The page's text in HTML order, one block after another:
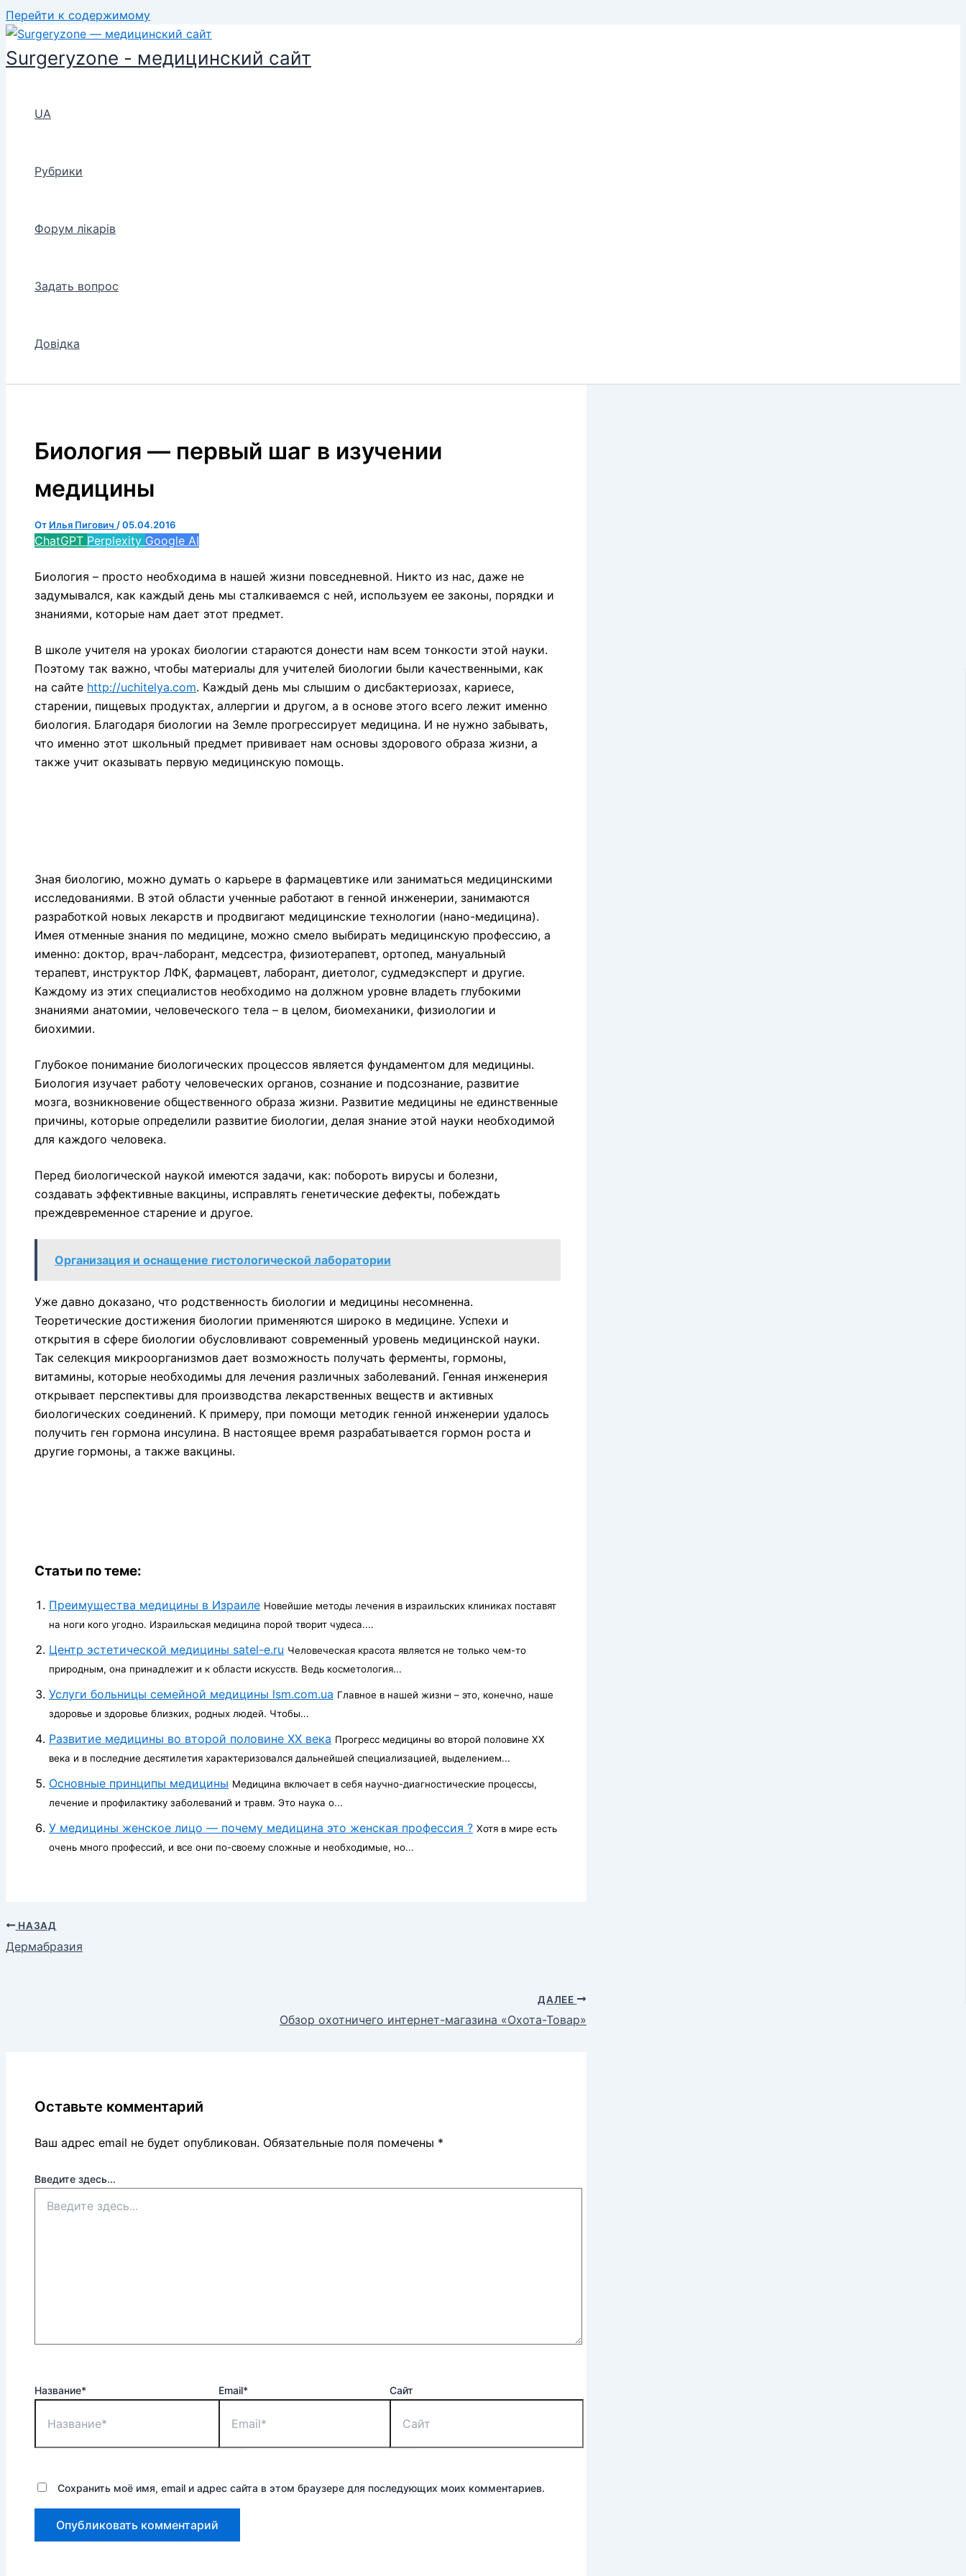
Перейти к содержимому
Surgeryzone - медицинский сайт
UA
Рубрики
Форум лікарів
Задать вопрос
Довідка
Биология — первый шаг в изучении
медицины
От Илья Пигович /05.04.2016
ChatGPT Perplexity Google AI
Биология – просто необходима в нашей жизни повседневной. Никто из нас, даже не
задумывался, как каждый день мы сталкиваемся с ней, используем ее законы, порядки и
знаниями, которые нам дает этот предмет.
В школе учителя на уроках биологии стараются донести нам всем тонкости этой науки.
Поэтому так важно, чтобы материалы для учителей биологии были качественными, как
на сайте http://uchitelya.com. Каждый день мы слышим о дисбактериозах, кариесе,
старении, пищевых продуктах, аллергии и другом, а в основе этого всего лежит именно
биология. Благодаря биологии на Земле прогрессирует медицина. И не нужно забывать,
что именно этот школьный предмет прививает нам основы здорового образа жизни, а
также учит оказывать первую медицинскую помощь.
Зная биологию, можно думать о карьере в фармацевтике или заниматься медицинскими
исследованиями. В этой области ученные работают в генной инженерии, занимаются
разработкой новых лекарств и продвигают медицинские технологии (нано-медицина).
Имея отменные знания по медицине, можно смело выбирать медицинскую профессию, а
именно: доктор, врач-лаборант, медсестра, физиотерапевт, ортопед, мануальный
терапевт, инструктор ЛФК, фармацевт, лаборант, диетолог, судмедэксперт и другие.
Каждому из этих специалистов необходимо на должном уровне владеть глубокими
знаниями анатомии, человеческого тела – в целом, биомеханики, физиологии и
биохимии.
Глубокое понимание биологических процессов является фундаментом для медицины.
Биология изучает работу человеческих органов, сознание и подсознание, развитие
мозга, возникновение общественного образа жизни. Развитие медицины не единственные
причины, которые определили развитие биологии, делая знание этой науки необходимой
для каждого человека.
Перед биологической наукой имеются задачи, как: побороть вирусы и болезни,
создавать эффективные вакцины, исправлять генетические дефекты, побеждать
преждевременное старение и другое.
Организация и оснащение гистологической лаборатории
Уже давно доказано, что родственность биологии и медицины несомненна.
Теоретические достижения биологии применяются широко в медицине. Успехи и
открытия в сфере биологии обусловливают современный уровень медицинской науки.
Так селекция микроорганизмов дает возможность получать ферменты, гормоны,
витамины, которые необходимы для лечения различных заболеваний. Генная инженерия
открывает перспективы для производства лекарственных веществ и активных
биологических соединений. К примеру, при помощи методик генной инженерии удалось
получить ген гормона инсулина. В настоящее время разрабатывается гормон роста и
другие гормоны, а также вакцины.
Статьи по теме:
Преимущества медицины в Израиле Новейшие методы лечения в израильских клиниках поставят
на ноги кого угодно. Израильская медицина порой творит чудеса....
Центр эстетической медицины satel-e.ru Человеческая красота является не только чем-то
природным, она принадлежит и к области искусств. Ведь косметология...
Услуги больницы семейной медицины lsm.com.ua Главное в нашей жизни – это, конечно, наше
здоровье и здоровье близких, родных людей. Чтобы...
Развитие медицины во второй половине ХХ века Прогресс медицины во второй половине ХХ
века и в последние десятилетия характеризовался дальнейшей специализацией, выделением...
Основные принципы медицины Медицина включает в себя научно-диагностические процессы,
лечение и профилактику заболеваний и травм. Это наука о...
У медицины женское лицо — почему медицина это женская профессия ? Хотя в мире есть
очень много профессий, и все они по-своему сложные и необходимые, но...
НАЗАД
Дермабразия
ДАЛЕЕ
Обзор охотничего интернет-магазина «Охота-Товар»
Оставьте комментарий
Ваш адрес email не будет опубликован. Обязательные поля помечены *
Введите здесь...
Название* Email* Сайт
Сохранить моё имя, email и адрес сайта в этом браузере для последующих моих комментариев.